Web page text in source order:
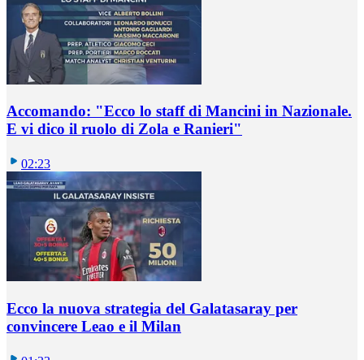
Accomando: "Ecco lo staff di Mancini in Nazionale.
E vi dico il ruolo di Zola e Ranieri"
02:23
Ecco la nuova strategia del Galatasaray per
convincere Leao e il Milan